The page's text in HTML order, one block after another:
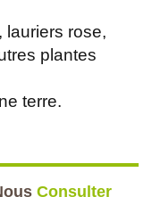
lauriers rose,
plantes
terre.
Consulter